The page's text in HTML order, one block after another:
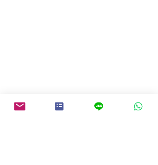
物件検索にもどる